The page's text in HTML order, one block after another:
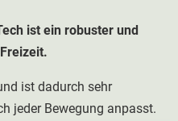
ist ein robuster und
ist dadurch sehr
jeder Bewegung anpasst.